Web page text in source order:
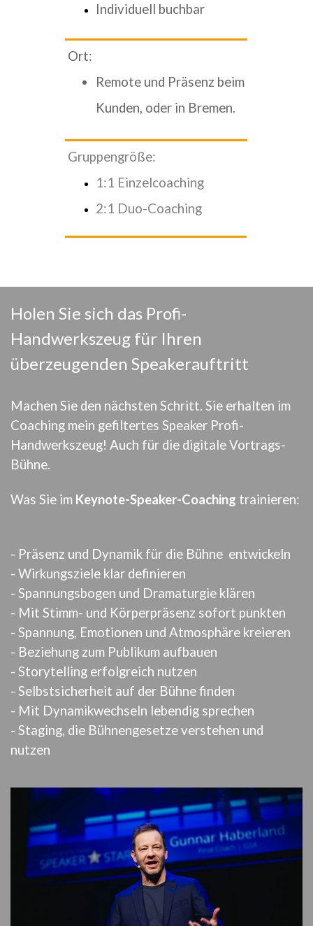
Individuell buchbar
Ort:
Remote und Präsenz beim
Kunden, oder in Bremen.
Gruppengröße:
1:1 Einzelcoaching
2:1 Duo-Coaching
Holen Sie sich das Profi-
Handwerkszeug für Ihren
überzeugenden Speakerauftritt
Machen Sie den nächsten Schritt. Sie erhalten im
Coaching mein gefiltertes Speaker Profi-
Handwerkszeug! Auch für die digitale Vortrags-
Bühne.
Was Sie im Keynote-Speaker-Coaching trainieren:
- Präsenz und Dynamik für die Bühne entwickeln
- Wirkungsziele klar definieren
- Spannungsbogen und Dramaturgie klären
- Mit Stimm- und Körperpräsenz sofort punkten
- Spannung, Emotionen und Atmosphäre kreieren
- Beziehung zum Publikum aufbauen
- Storytelling erfolgreich nutzen
- Selbstsicherheit auf der Bühne finden
- Mit Dynamikwechseln lebendig sprechen
- Staging, die Bühnengesetze verstehen und
nutzen